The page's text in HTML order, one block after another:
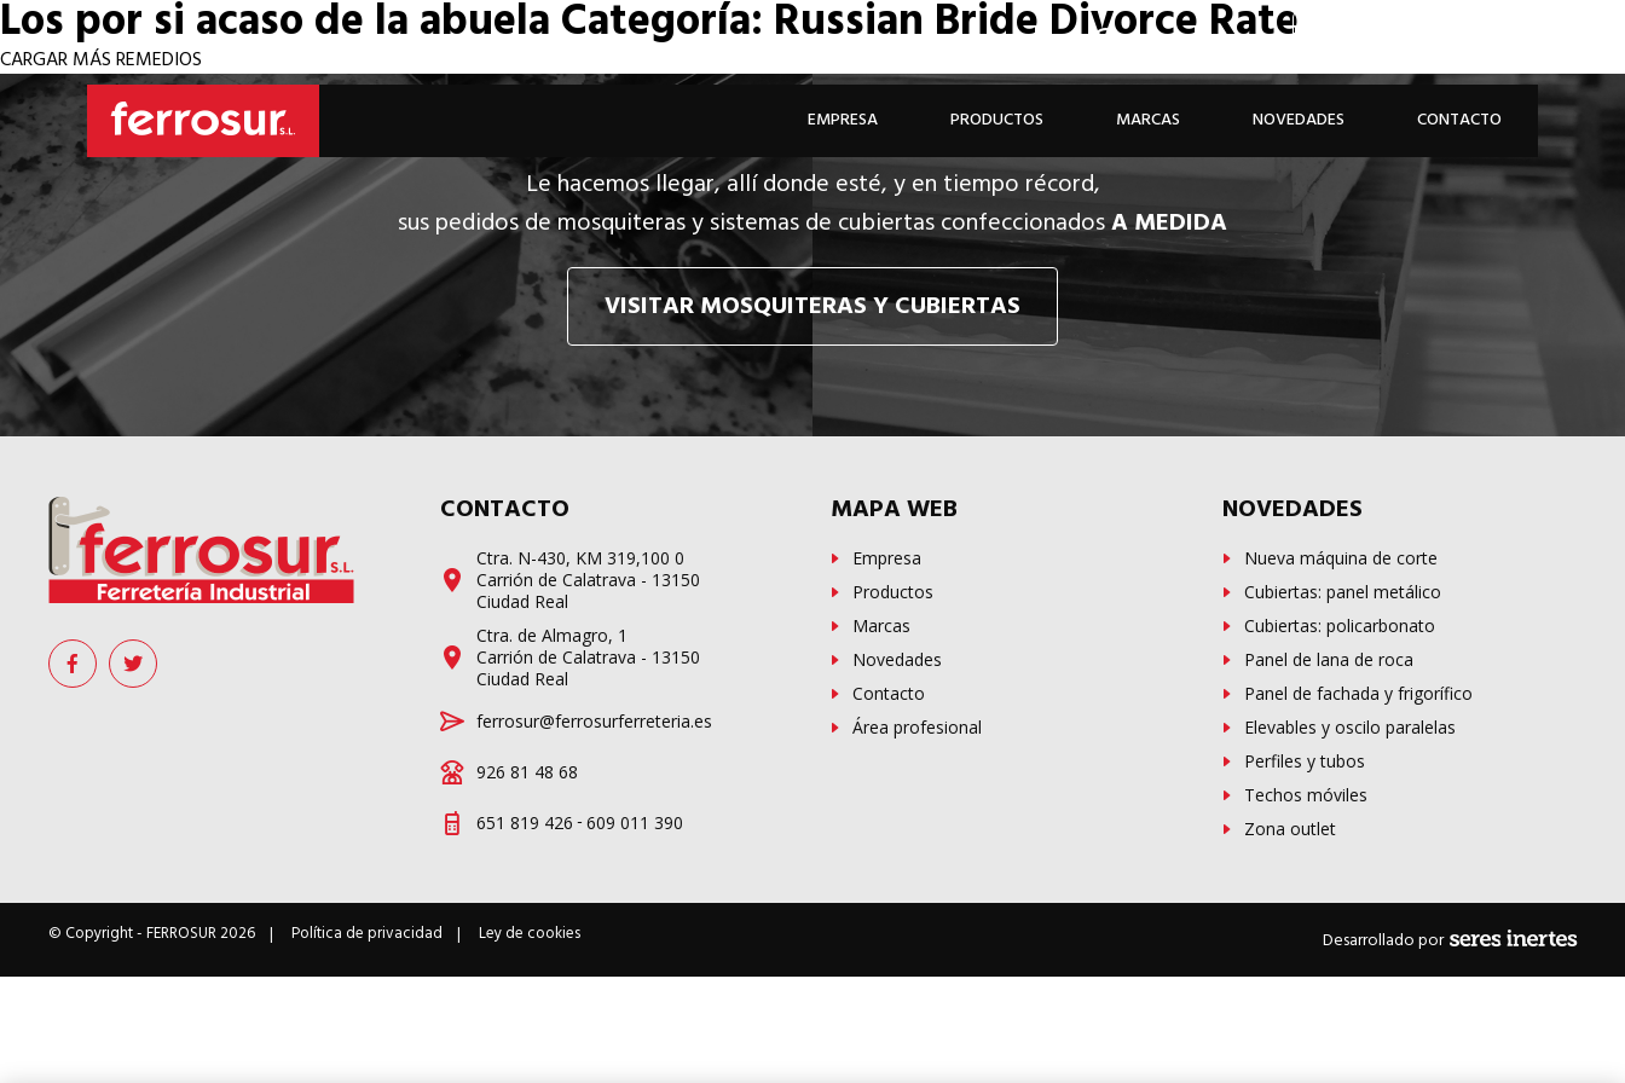
926 81 48 68
EMPRESA PRODUCTOS MARCAS NOVEDADES CONTACTO
Los por si acaso de la abuelaCategoría: Russian Bride Divorce Rate
CARGAR MÁS REMEDIOS
Le hacemos llegar, allí donde esté, y en tiempo récord,
sus pedidos de mosquiteras y sistemas de cubiertas confeccionadosA MEDIDA
VISITAR MOSQUITERAS Y CUBIERTAS
CONTACTO
Ctra. N-430, KM 319,100 0
Carrión de Calatrava - 13150
Ciudad Real
Ctra. de Almagro, 1
Carrión de Calatrava - 13150
Ciudad Real
ferrosur@ferrosurferreteria.es
926 81 48 68
651 819 426 - 609 011 390
MAPA WEB
Empresa
Productos
Marcas
Novedades
Contacto
Área profesional
NOVEDADES
Nueva máquina de corte
Cubiertas: panel metálico
Cubiertas: policarbonato
Panel de lana de roca
Panel de fachada y frigorífico
Elevables y oscilo paralelas
Perfiles y tubos
Techos móviles
Zona outlet
© Copyright -FERROSUR2026 Política de privacidad Ley de cookies Desarrollado por